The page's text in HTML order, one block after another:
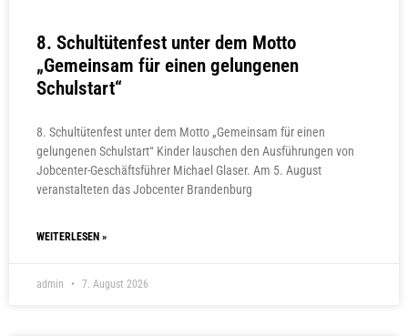
8. Schultütenfest unter dem Motto
„Gemeinsam für einen gelungenen
Schulstart“
8. Schultütenfest unter dem Motto „Gemeinsam für einen
gelungenen Schulstart“ Kinder lauschen den Ausführungen von
Jobcenter-Geschäftsführer Michael Glaser. Am 5. August
veranstalteten das Jobcenter Brandenburg
WEITERLESEN »
admin 7. August 2026